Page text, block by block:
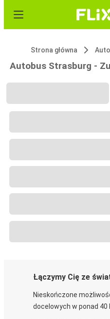
Strona główna
Autobus Strasburg -
Łączymy Cię ze
Nieskończone
docelowych w ponad 40